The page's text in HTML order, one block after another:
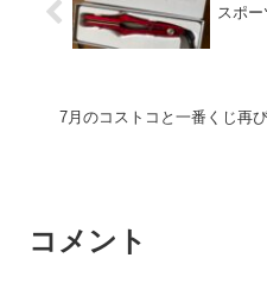
スポー
7月のコストコと一番くじ再び
コメント